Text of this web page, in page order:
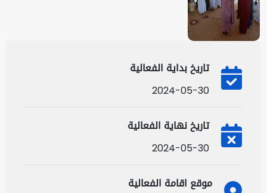
تاريخ بداية الفعالية
2024-05-30
تاريخ نهاية الفعالية
2024-05-30
موقع اقامة الفعالية